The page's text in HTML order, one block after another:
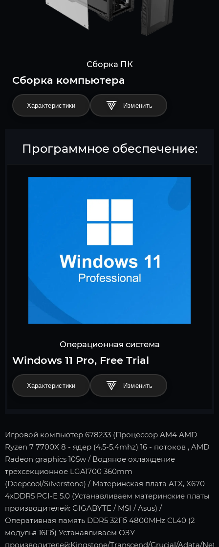
Сборка ПК
Cборка компьютера
Характеристики
Программное обеспечение:
Операционная система
Windows 11 Pro, Free Trial
Характеристики
Игровой компьютер 678233 (Процессор AM4 AMD
Ryzen 7 7700X 8 - ядер (4.5-5.4mhz) 16 - потоков , AMD
Radeon graphics 105w / Водяное охлаждение
трёхсекционное LGA1700 360mm
(Deepcool/Silverstone) / Материнская плата ATX, X670
4xDDR5 PCI-E 5.0 (Устанавливаем материнские платы
производителей: GIGABYTE / MSI / Asus) /
Оперативная память DDR5 32Гб 4800MHz CL40 (2
модулья 16Гб) Устанавливаем ОЗУ
производителей:Kingstone/Transcend/Crucial/Adata/